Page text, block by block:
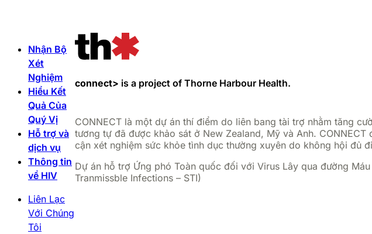
Nhận Bộ
Xét
Nghiệm
Hiểu Kết
Quả Của
Quý Vị
Hỗ trợ và
dịch vụ
Thông tin
về HIV
Liên Lạc
Với Chúng
Tôi
connect> is a project of Thorne Harbour Health.
CONNECT là một dự án thí điểm do liên bang tài trợ nhằm tăng
tương tự đã được khảo sát ở New Zealand, Mỹ và Anh.
cận xét nghiệm sức khỏe tình dục thường xuyên do không hội đủ
Dự án hỗ trợ Ứng phó Toàn quốc đối với Virus Lây qua đường
Tranmissble Infections – STI)